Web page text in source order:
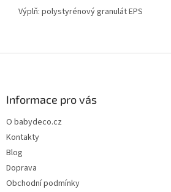
Výplň: polystyrénový granulát EPS
Informace pro vás
O babydeco.cz
Kontakty
Blog
Doprava
Obchodní podmínky